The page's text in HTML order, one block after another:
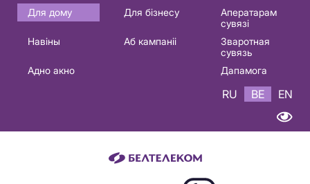
Основная
навигация
Для дому Для бізнесу
Аператарам
сувязі
Навіны
Аб кампаніі
Зваротная
сувязь
Адно акно
Дапамога
RU BE EN